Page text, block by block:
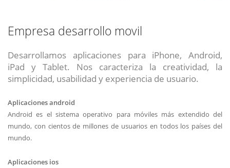
Empresa desarrollo movil
Desarrollamos aplicaciones para iPhone, Android,
iPad y Tablet. Nos caracteriza la creatividad, la
simplicidad, usabilidad y experiencia de usuario.
Aplicaciones android
Android es el sistema operativo para móviles más extendido del
mundo, con cientos de millones de usuarios en todos los países del
mundo.
Aplicaciones ios